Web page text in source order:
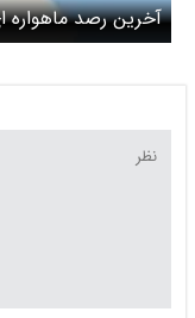
کشتی ایرانی فقط در ۷۲ ساعت